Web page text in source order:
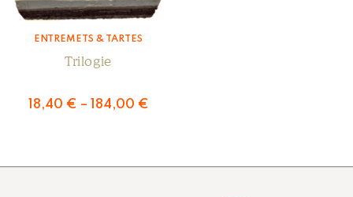
ENTREMETS & TARTES
Trilogie
18,40 € – 184,00 €